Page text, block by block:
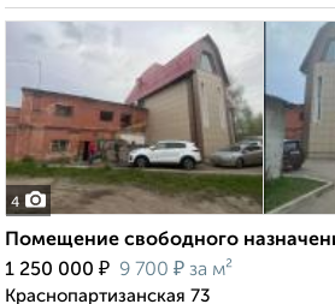
4
Помещение свободного
1 250 000 ₽ 9 700 ₽ за м²
Краснопартизанская 73